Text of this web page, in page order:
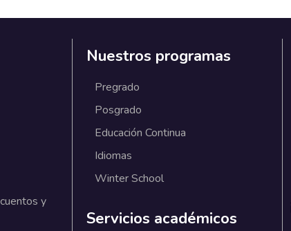
y
Nuestros programas
Pregrado
Posgrado
Educación Continua
Idiomas
Winter School
Servicios académicos